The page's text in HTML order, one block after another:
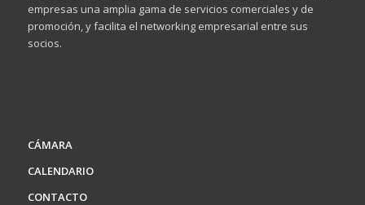
empresas una amplia gama de servicios comerciales y de
promoción, y facilita el networking empresarial entre sus
socios.
CÁMARA
CALENDARIO
CONTACTO